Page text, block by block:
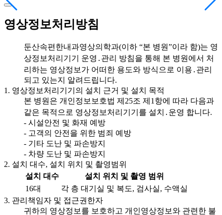
영상정보처리방침
둔산속편한내과영상의학과(이하 “본 병원”이라 함)는 영
상정보처리기기 운영․관리 방침을 통해 본 병원에서 처
리하는 영상정보가 어떠한 용도와 방식으로 이용․관리
되고 있는지 알려드립니다.
1. 영상정보처리기기의 설치 근거 및 설치 목적
본 병원은 개인정보보호법 제25조 제1항에 따라 다음과
같은 목적으로 영상정보처리기기를 설치․운영 합니다.
- 시설안전 및 화재 예방
- 고객의 안전을 위한 범죄 예방
- 기타 도난 및 파손방지
- 차량 도난 및 파손방지
2. 설치 대수, 설치 위치 및 촬영범위
설치 대수
설치 위치 및 촬영 범위
16대
각 층 대기실 및 복도, 검사실, 수액실
3. 관리책임자 및 접근권한자
귀하의 영상정보를 보호하고 개인영상정보와 관련한 불